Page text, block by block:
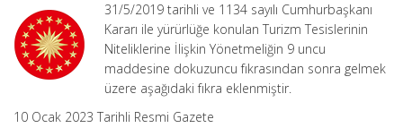
(Karar
Sayısı:
6661)
31/5/2019 tarihli ve 1134 sayılı Cumhurbaşkanı
Kararı ile yürürlüğe konulan Turizm Tesislerinin
Niteliklerine İlişkin Yönetmeliğin 9 uncu
maddesine dokuzuncu fıkrasından sonra gelmek
üzere aşağıdaki fıkra eklenmiştir.
10 Ocak 2023 Tarihli Resmi Gazete